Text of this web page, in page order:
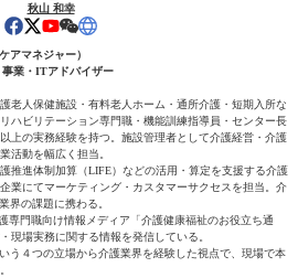
秋山 和幸
アマネジャー）
業・ITアドバイザー
老人保健施設・有料老人ホーム・通所介護・短期入所な
ハビリテーション専門職・機能訓練指導員・センター長
上の実務経験を持つ。施設管理者として介護経営・介護
活動を幅広く担当。
推進体制加算（LIFE）などの活用・算定を支援する介護
業にてマーケティング・カスタマーサクセスを担当。介
界の課題に携わる。
専門職向け情報メディア「介護健康福祉のお役立ち通
現場実務に関する情報を発信している。
う４つの立場から介護業界を経験した視点で、現場で本